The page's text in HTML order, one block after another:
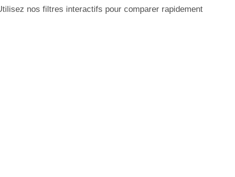
nos filtres interactifs pour comparer rapidement